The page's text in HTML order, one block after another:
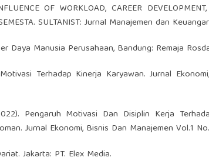
OF WORKLOAD, CAREER
SULTANIST: Jurnal Manajemen dan
Daya Manusia Perusahaan, Bandung: Remaja
Terhadap Kinerja Karyawan. Jurnal
Pengaruh Motivasi Dan Disiplin Kerja
Jurnal Ekonomi, Bisnis Dan Manajemen Vol.1
Jakarta: PT. Elex Media.